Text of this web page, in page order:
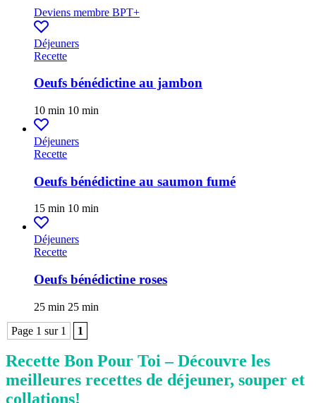
Deviens membre BPT+
Déjeuners
Recette
Oeufs bénédictine au jambon
10 min 10 min
Déjeuners
Recette
Oeufs bénédictine au saumon fumé
15 min 10 min
Déjeuners
Recette
Oeufs bénédictine roses
25 min 25 min
Page 1 sur 1
1
Recette Bon Pour Toi – Découvre les
meilleures recettes de déjeuner, souper et
collations!